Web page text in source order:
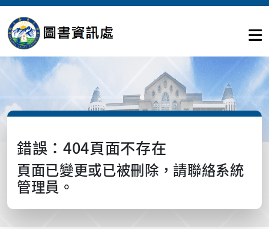
錯誤：404頁面不存在
頁面已變更或已被刪除，請聯絡系統
管理員。